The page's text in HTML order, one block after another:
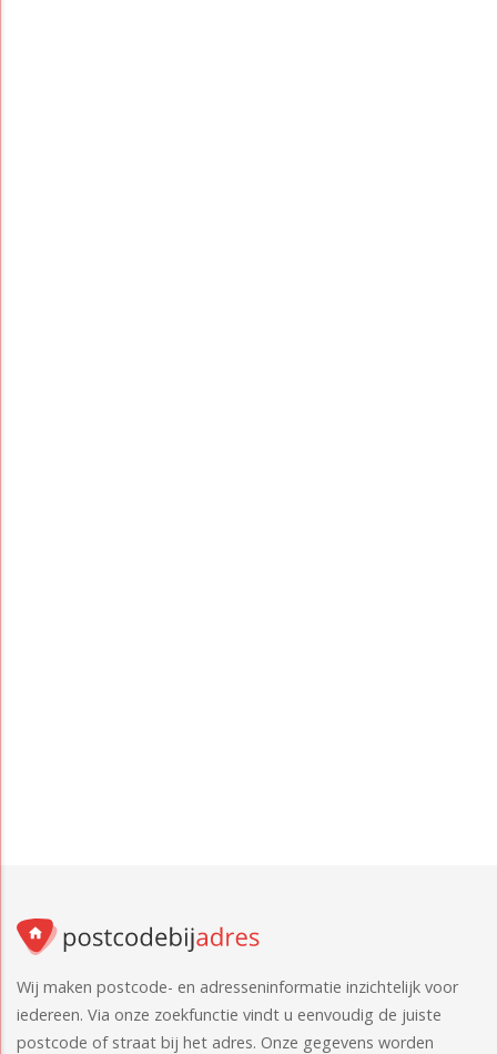
Wij maken postcode- en adresseninformatie inzichtelijk voor
iedereen. Via onze zoekfunctie vindt u eenvoudig de juiste
postcode of straat bij het adres. Onze gegevens worden